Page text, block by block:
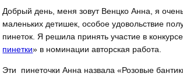
Добрый день, меня зовут Венцко Анна, я
маленьких детишек, особое удовольствие
пинеток. Я решила принять участие в
пинетки» в номинации авторская работа.
Эти пинеточки Анна назвала «Розовые